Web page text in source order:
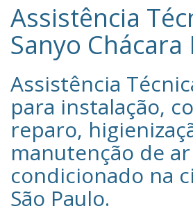
Assistência
Sanyo Chácara
Assistência
para instalação,
reparo,
manutenção de ar
condicionado na
São Paulo.